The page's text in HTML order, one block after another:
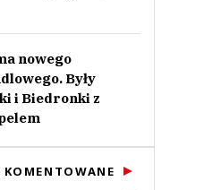
nowego
Były
i Biedronki z
KOMENTOWANE